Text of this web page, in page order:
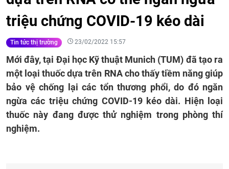
triệu chứng COVID-19 kéo dài
Tin tức thị trường 23/02/2022 15:57
Mới đây, tại Đại học Kỹ thuật Munich (TUM) đã tạo ra
một loại thuốc dựa trên RNA cho thấy tiềm năng giúp
bảo vệ chống lại các tổn thương phổi, do đó ngăn
ngừa các triệu chứng COVID-19 kéo dài. Hiện loại
thuốc này đang được thử nghiệm trong phòng thí
nghiệm.